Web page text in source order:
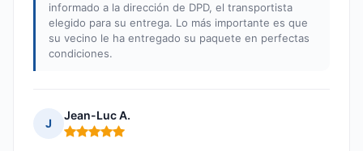
informado a la dirección de DPD, el transportista
elegido para su entrega. Lo más importante es que
su vecino le ha entregado su paquete en perfectas
condiciones.
J
Jean-Luc A.
Nota: 5 de 5